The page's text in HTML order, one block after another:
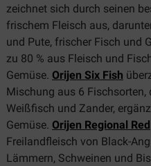
zeichnet sich durch seinen
frischem Fleisch aus,
und Pute, frischer Fisch und
zu 80 % aus Fleisch und
Gemüse. Orijen Six Fish
Mischung aus 6 Fischsorten,
Weißfisch und Zander,
Gemüse. Orijen Regional Red
Freilandfleisch von Black-
Lämmern, Schweinen und